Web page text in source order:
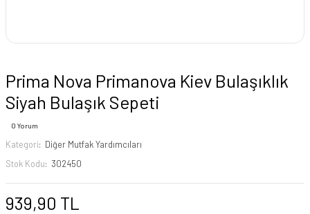
Prima Nova Primanova Kiev Bulaşıklık
Siyah Bulaşık Sepeti
0 Yorum
Kategori
Diğer Mutfak Yardımcıları
Stok Kodu
302450
939,90 TL